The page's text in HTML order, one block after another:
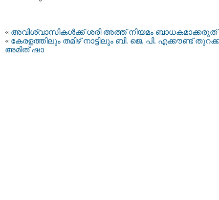
« അവിശ്വാസികള്‍ക്ക് ശരീ അത്ത് നിയമം ബാധകമാക്കരുത്
« കേരളത്തിലും തമിഴ്‌ നാട്ടിലും ബി. ജെ. പി. എക്കൗണ്ട്
അമിത് ഷാ